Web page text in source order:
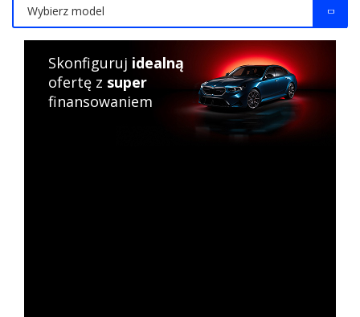
Wybierz model
Skonfiguruj idealną
ofertę z super
finansowaniem